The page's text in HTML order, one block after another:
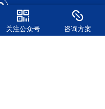
关注公众号 咨询方案